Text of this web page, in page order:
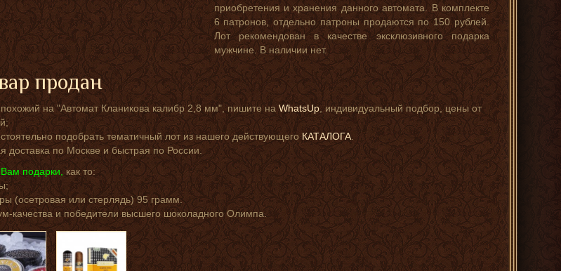
приобретения и хранения данного автомата. В комплекте
6 патронов, отдельно патроны продаются по 150 рублей.
Лот рекомендован в качестве эксклюзивного подарка
мужчине. В наличии нет.
продан
на "Автомат Кланикова калибр 2,8 мм", пишите на WhatsUp, индивидуальный подбор, цены от
подобрать тематичный лот из нашего действующегоКАТАЛОГА.
доставка по Москве и быстрая по России.
Вам подарки, как то:
(осетровая или стерлядь) 95 грамм.
качества и победители высшего шоколадного Олимпа.